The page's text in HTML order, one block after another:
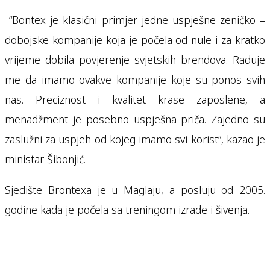
“Bontex je klasični primjer jedne uspješne zeničko –
dobojske kompanije koja je počela od nule i za kratko
vrijeme dobila povjerenje svjetskih brendova. Raduje
me da imamo ovakve kompanije koje su ponos svih
nas. Preciznost i kvalitet krase zaposlene, a
menadžment je posebno uspješna priča. Zajedno su
zaslužni za uspjeh od kojeg imamo svi korist”, kazao je
ministar Šibonjić.
Sjedište Brontexa je u Maglaju, a posluju od 2005.
godine kada je počela sa treningom izrade i šivenja.